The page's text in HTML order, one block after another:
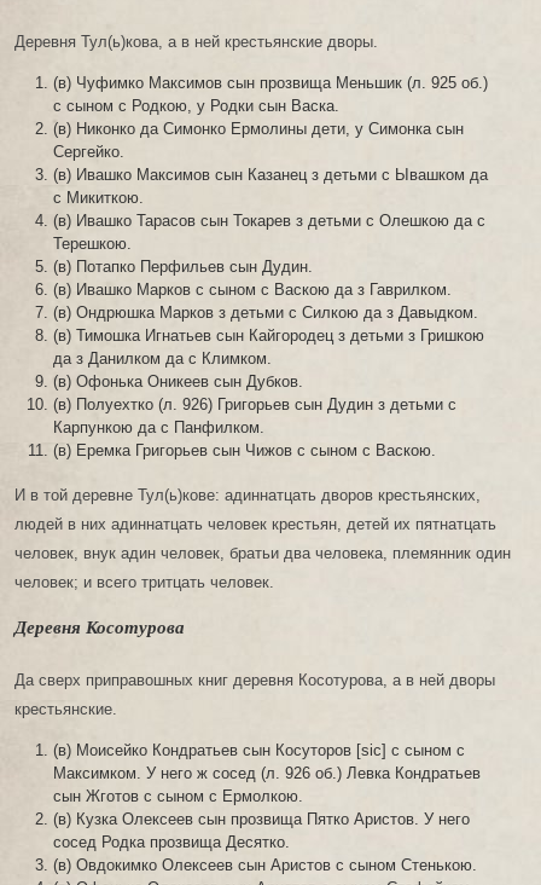
Деревня Тул(ь)кова, а в ней крестьянские дворы.
(в) Чуфимко Максимов сын прозвища Меньшик (л. 925 об.)
с сыном с Родкою, у Родки сын Васка.
(в) Никонко да Симонко Ермолины дети, у Симонка сын
Сергейко.
(в) Ивашко Максимов сын Казанец з детьми с Ывашком да
с Микиткою.
(в) Ивашко Тарасов сын Токарев з детьми с Олешкою да с
Терешкою.
(в) Потапко Перфильев сын Дудин.
(в) Ивашко Марков с сыном с Васкою да з Гаврилком.
(в) Ондрюшка Марков з детьми с Силкою да з Давыдком.
(в) Тимошка Игнатьев сын Кайгородец з детьми з Гришкою
да з Данилком да с Климком.
(в) Офонька Оникеев сын Дубков.
(в) Полуехтко (л. 926) Григорьев сын Дудин з детьми с
Карпункою да с Панфилком.
(в) Еремка Григорьев сын Чижов с сыном с Васкою.
И в той деревне Тул(ь)кове: адиннатцать дворов крестьянских,
людей в них адиннатцать человек крестьян, детей их пятнатцать
человек, внук адин человек, братьи два человека, племянник один
человек; и всего тритцать человек.
Деревня Косотурова
Да сверх приправошных книг деревня Косотурова, а в ней дворы
крестьянские.
(в) Моисейко Кондратьев сын Косуторов [sic] с сыном с
Максимком. У него ж сосед (л. 926 об.) Левка Кондратьев
сын Жготов с сыном с Ермолкою.
(в) Кузка Олексеев сын прозвища Пятко Аристов. У него
сосед Родка прозвища Десятко.
(в) Овдокимко Олексеев сын Аристов с сыном Стенькою.